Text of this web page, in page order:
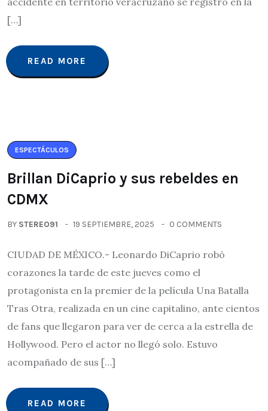
[…]
READ MORE
ESPECTÁCULOS
Brillan DiCaprio y sus rebeldes en
CDMX
BY STEREO91 19 SEPTIEMBRE, 2025 0 COMMENTS
CIUDAD DE MÉXICO.- Leonardo DiCaprio robó
corazones la tarde de este jueves como el
protagonista en la premier de la película Una Batalla
Tras Otra, realizada en un cine capitalino, ante cientos
de fans que llegaron para ver de cerca a la estrella de
Hollywood. Pero el actor no llegó solo. Estuvo
acompañado de sus […]
READ MORE